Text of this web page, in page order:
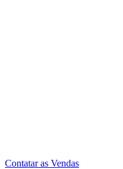
Contatar as Vendas